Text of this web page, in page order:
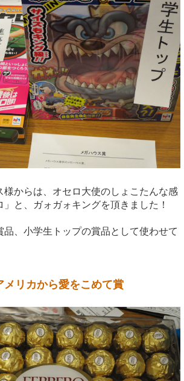
様からは、オセロ大使のしょこたんな感
」と、ガォガォキングを頂きました！
品、小学生トップの賞品として使わせて
メリカから愛をこめて賞